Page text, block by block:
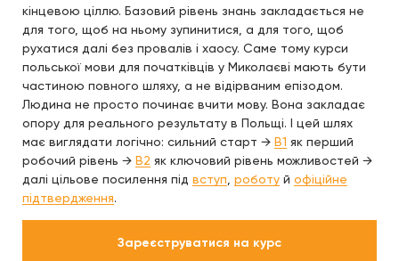
кінцевою ціллю. Базовий рівень знань закладається не
для того, щоб на ньому зупинитися, а для того, щоб
рухатися далі без провалів і хаосу. Саме тому курси
польської мови для початківців у Миколаєві мають бути
частиною повного шляху, а не відірваним епізодом.
Людина не просто починає вчити мову. Вона закладає
опору для реального результату в Польщі. І цей шлях
має виглядати логічно: сильний старт → B1 як перший
робочий рівень → B2 як ключовий рівень можливостей →
далі цільове посилення під вступ роботу й офіційне
підтвердження.
Зареєструватися на курс